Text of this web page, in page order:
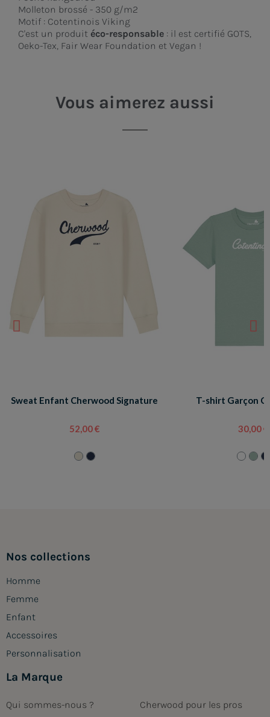
Molleton brossé - 350 g/m2
Motif : Cotentinois Viking
C'est un produit éco-responsable : il est certifié GOTS,
Oeko-Tex, Fair Wear Foundation et Vegan !
Vous aimerez aussi
Sweat Enfant Cherwood Signature
52,00 €
T-shirt Garçon
30,00 €
Nos collections
Homme
Femme
Enfant
Accessoires
Personnalisation
La Marque
Qui sommes-nous ?
Cherwood pour les pros